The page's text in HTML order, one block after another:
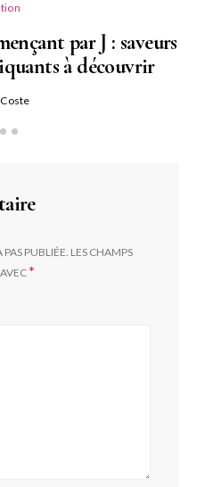
par J : saveurs
à découvrir
PAS PUBLIÉE. LES CHAMPS
*